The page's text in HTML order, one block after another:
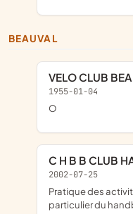
BEAUVAL
VELO CLUB
1955-01-04
o
C H B B CLUB
2002-07-25
pratique des activites physiques et sportives et en
particulier du